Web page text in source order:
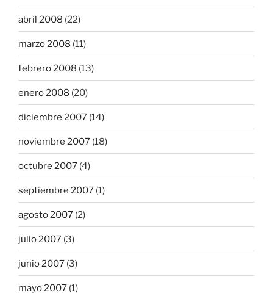
abril 2008 (22)
marzo 2008 (11)
febrero 2008 (13)
enero 2008 (20)
diciembre 2007 (14)
noviembre 2007 (18)
octubre 2007 (4)
septiembre 2007 (1)
agosto 2007 (2)
julio 2007 (3)
junio 2007 (3)
mayo 2007 (1)